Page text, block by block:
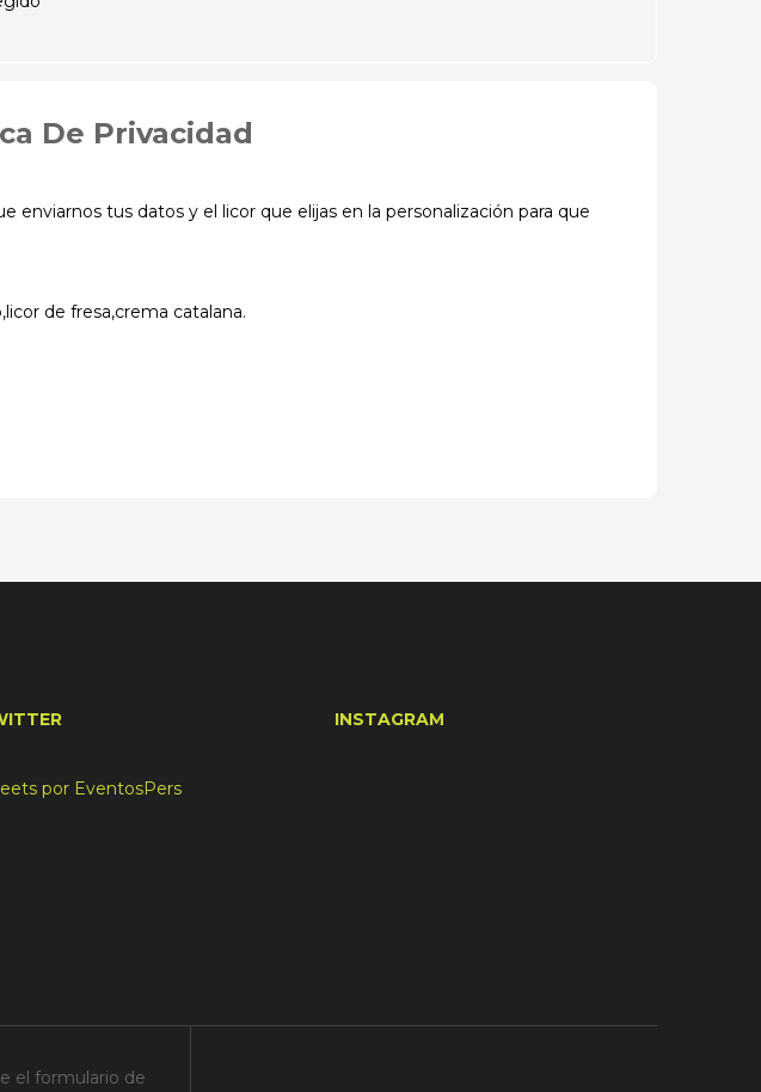
De Privacidad
tus datos y el licor que elijas en la personalización para que
de fresa,crema catalana.
por EventosPers
INSTAGRAM
el formulario de